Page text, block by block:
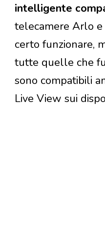
intelligente
telecamere Arlo e
certo funzionare,
tutte quelle che
sono compatibili
Live View sui